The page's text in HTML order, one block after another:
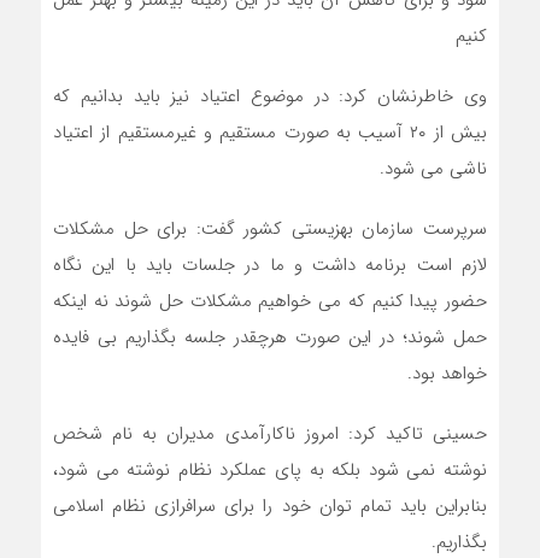
کنیم
وی خاطرنشان کرد: در موضوع اعتیاد نیز باید بدانیم که
بیش از ۲۰ آسیب به صورت مستقیم و غیرمستقیم از اعتیاد
ناشی می شود.
سرپرست سازمان بهزیستی کشور گفت: برای حل مشکلات
لازم است برنامه داشت و ما در جلسات باید با این نگاه
حضور پیدا کنیم که می خواهیم مشکلات حل شوند نه اینکه
حمل شوند؛ در این صورت هرچقدر جلسه بگذاریم بی فایده
خواهد بود.
حسینی تاکید کرد: امروز ناکارآمدی مدیران به نام شخص
نوشته نمی شود بلکه به پای عملکرد نظام نوشته می شود،
بنابراین باید تمام توان خود را برای سرافرازی نظام اسلامی
بگذاریم.